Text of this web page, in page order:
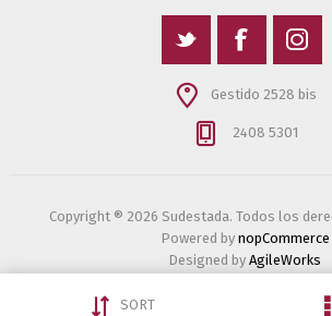
Gestido 2528 bis
2408 5301
Copyright ® 2026 Sudestada. Todos los
Powered by nopCommerce
Designed by AgileWorks
SORT